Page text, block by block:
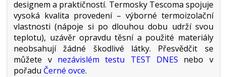
designem a praktičností. Termosky Tescoma spojuje
vysoká kvalita provedení – výborné termoizolační
vlastnosti (nápoje si po dlouhou dobu udrží svou
teplotu), uzávěr opravdu těsní a použité materiály
neobsahují žádné škodlivé látky. Přesvědčit se
můžete v nezávislém testu TEST DNES nebo v
pořadu Černé ovce.